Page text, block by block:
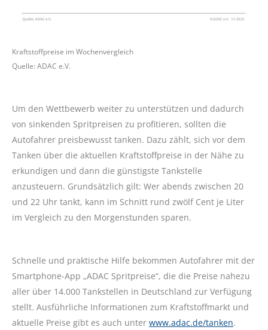
Kraftstoffpreise im Wochenvergleich
Quelle: ADAC e.V.
Um den Wettbewerb weiter zu unterstützen und dadurch
von sinkenden Spritpreisen zu profitieren, sollten die
Autofahrer preisbewusst tanken. Dazu zählt, sich vor dem
Tanken über die aktuellen Kraftstoffpreise in der Nähe zu
erkundigen und dann die günstigste Tankstelle
anzusteuern. Grundsätzlich gilt: Wer abends zwischen 20
und 22 Uhr tankt, kann im Schnitt rund zwölf Cent je Liter
im Vergleich zu den Morgenstunden sparen.
Schnelle und praktische Hilfe bekommen Autofahrer mit der
Smartphone-App „ADAC Spritpreise“, die die Preise nahezu
aller über 14.000 Tankstellen in Deutschland zur Verfügung
stellt. Ausführliche Informationen zum Kraftstoffmarkt und
aktuelle Preise gibt es auch unter www.adac.de/tanken.